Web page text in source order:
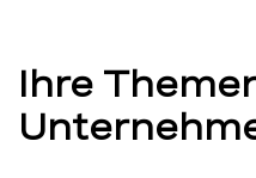
Ihre